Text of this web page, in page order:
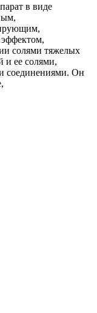
в виде
солями тяжелых
и ее солями,
соединениями. Он